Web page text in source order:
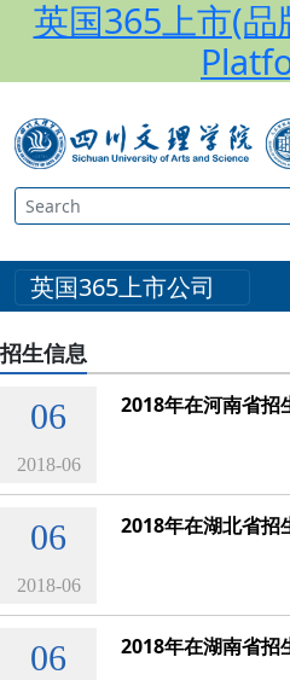
英国365上市(
英国365上市公司
招生信息
06
2018-06
2018年在河南省招
06
2018-06
2018年在湖北省招
06 2018年在湖南省招